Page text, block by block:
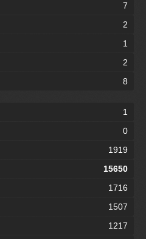
7
2
1
2
8
1
0
1919
15650
1716
1507
1217